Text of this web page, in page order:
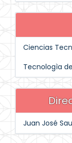
Ciencias
Tecnologìa
Juan José